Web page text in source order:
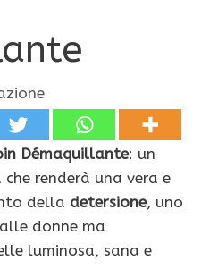
Démaquillante: un
renderà una vera e
della detersione, uno
donne ma
luminosa, sana e